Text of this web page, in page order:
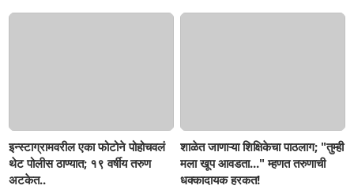
इन्स्टाग्रामवरील एका फोटोने पोहोचवलं
थेट पोलीस ठाण्यात; १९ वर्षीय तरुण
अटकेत..
शाळेत जाणाऱ्या शिक्षिकेचा पाठलाग; "तुम्ही
मला खूप आवडता..." म्हणत तरुणाची
धक्कादायक हरकत!